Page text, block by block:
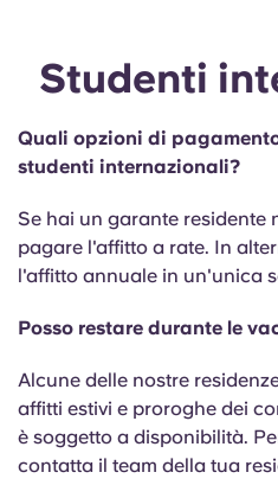
Studenti
Quali opzioni di
studenti internazionali?
Se hai un garante residente
pagare l'affitto a rate. In
l'affitto annuale in un'unica
Posso restare durante le
Alcune delle nostre
affitti estivi e proroghe dei
è soggetto a disponibilità.
contatta il team della tua